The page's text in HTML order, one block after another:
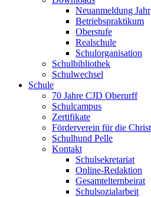
Neuanmeldung
Betriebspraktikum
Oberstufe
Realschule
Schulorganisation
Schulbibliothek
Schulwechsel
Schule
70 Jahre CJD Oberurff
Schulcampus
Zertifikate
Förderverein für die
Schulhund Pelle
Kontakt
Schulsekretariat
Online-Redaktion
Gesamtelternbeirat
Schulsozialarbeit